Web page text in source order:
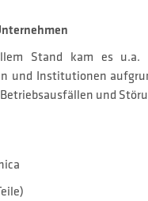
Stand kam es u.a.
und Institutionen
und